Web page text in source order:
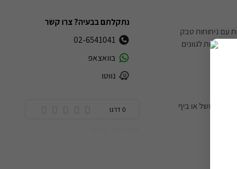
עם ניחוחות טבק
לגוונים
עגל מבושל או ביף
נתקלתם בבעיה? צרו קשר
02-6541041
בוואצאפ
נווטו
0 דרגו